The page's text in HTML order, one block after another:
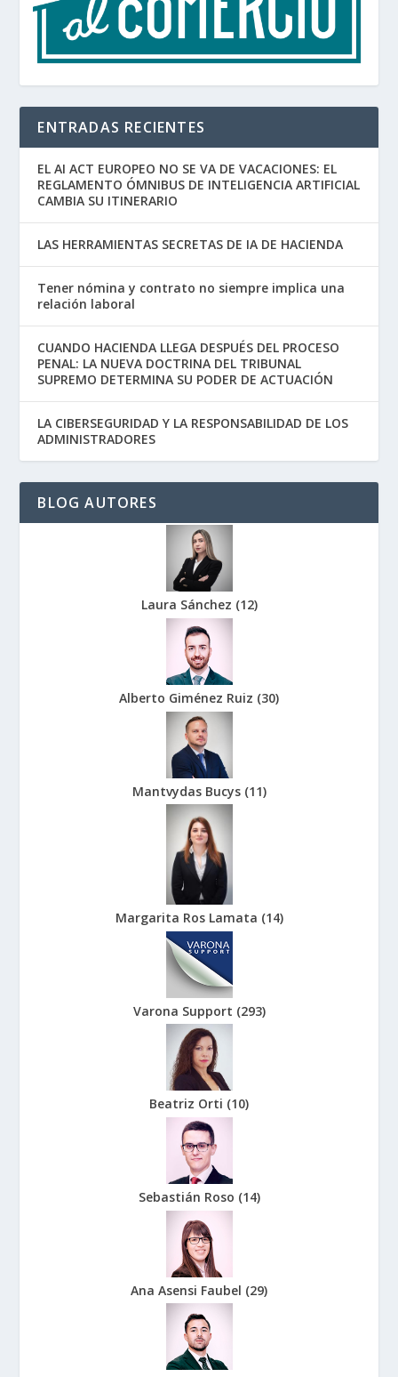
ENTRADAS RECIENTES
EL AI ACT EUROPEO NO SE VA DE VACACIONES: EL
REGLAMENTO ÓMNIBUS DE INTELIGENCIA ARTIFICIAL
CAMBIA SU ITINERARIO
LAS HERRAMIENTAS SECRETAS DE IA DE HACIENDA
Tener nómina y contrato no siempre implica una
relación laboral
CUANDO HACIENDA LLEGA DESPUÉS DEL PROCESO
PENAL: LA NUEVA DOCTRINA DEL TRIBUNAL
SUPREMO DETERMINA SU PODER DE ACTUACIÓN
LA CIBERSEGURIDAD Y LA RESPONSABILIDAD DE LOS
ADMINISTRADORES
BLOG AUTORES
Laura Sánchez (12)
Alberto Giménez Ruiz (30)
Mantvydas Bucys (11)
Margarita Ros Lamata (14)
Varona Support (293)
Beatriz Orti (10)
Sebastián Roso (14)
Ana Asensi Faubel (29)